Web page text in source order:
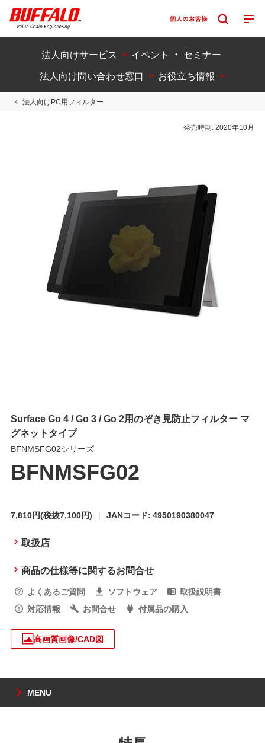
法人向けサービス
イベント ・ セミナー
法人向け問い合わせ窓口
お役立ち情報
法人向けPC用フィルター
発売時期:2020年10月
Surface Go 4 / Go 3 / Go 2用のぞき見防止フィルター マ
グネットタイプ
BFNMSFG02シリーズ
BFNMSFG02
7,810円(税抜7,100円) JANコード: 4950190380047
取扱店
商品の仕様等に関するお問合せ
よくあるご質問 ソフトウェア
取扱説明書
対応情報
お問合せ 付属品の購入
高画質画像/CAD図
MENU